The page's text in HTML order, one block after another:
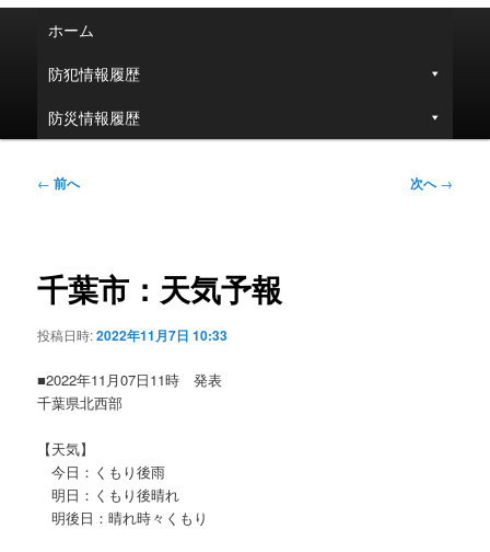
ュ
ホーム
防犯情報履歴
防災情報履歴
投
ゲ
ー
ョ
← 前へ 次へ→
千葉市：天気予報
投稿日時:2022年11月7日 10:33
■2022年11月07日11時 発表
千葉県北西部
【天気】
今日：くもり後雨
明日：くもり後晴れ
明後日：晴れ時々くもり